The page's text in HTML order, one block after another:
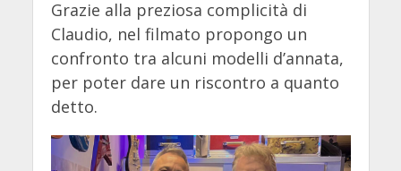
Grazie alla preziosa complicità di
Claudio, nel filmato propongo un
confronto tra alcuni modelli d’annata,
per poter dare un riscontro a quanto
detto.